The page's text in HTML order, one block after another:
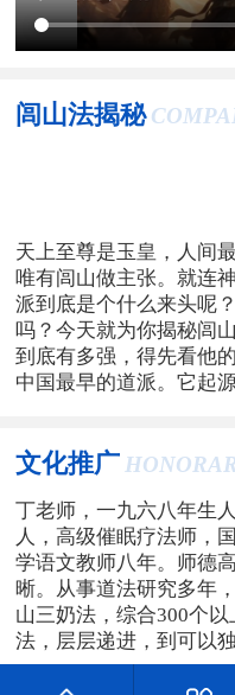
闾山法揭秘
天上至尊是玉皇，人间
唯有闾山做主张。就连
派到底是个什么来头呢
吗？今天就为你揭秘闾
到底有多强，得先看他
中国最早的道派。它起
文化推广
丁老师，一九六八年生
人，高级催眠疗法师，
学语文教师八年。师德
晰。从事道法研究多年
山三奶法，综合300个
法，层层递进，到可以